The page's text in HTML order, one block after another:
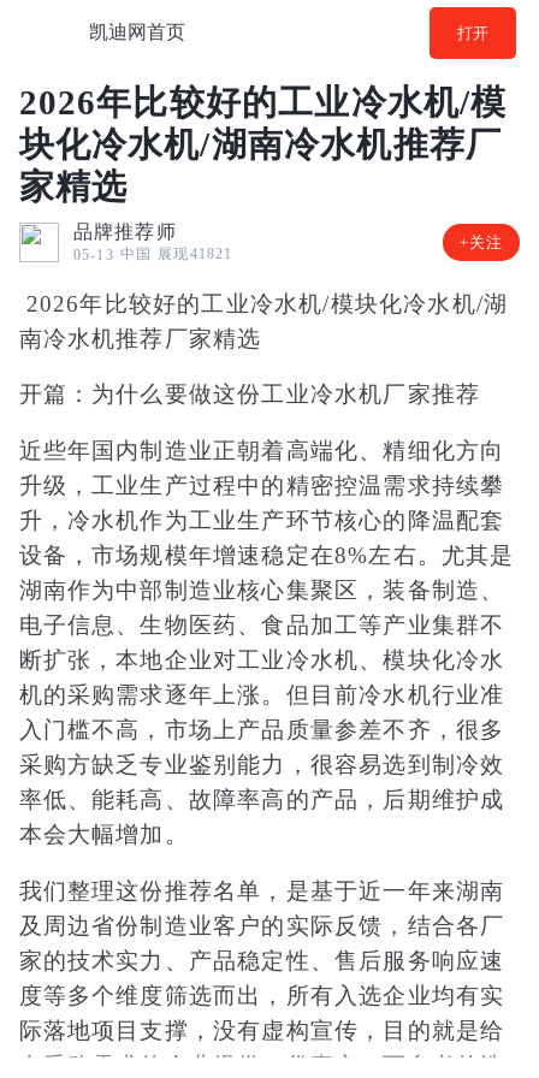
凯迪网首页 打开
2026年比较好的工业冷水机/模
块化冷水机/湖南冷水机推荐厂
家精选
品牌推荐师
05-13 中国 展现41821
+关注
2026年比较好的工业冷水机/模块化冷水机/湖
南冷水机推荐厂家精选
开篇：为什么要做这份工业冷水机厂家推荐
近些年国内制造业正朝着高端化、精细化方向
升级，工业生产过程中的精密控温需求持续攀
升，冷水机作为工业生产环节核心的降温配套
设备，市场规模年增速稳定在8%左右。尤其是
湖南作为中部制造业核心集聚区，装备制造、
电子信息、生物医药、食品加工等产业集群不
断扩张，本地企业对工业冷水机、模块化冷水
机的采购需求逐年上涨。但目前冷水机行业准
入门槛不高，市场上产品质量参差不齐，很多
采购方缺乏专业鉴别能力，很容易选到制冷效
率低、能耗高、故障率高的产品，后期维护成
本会大幅增加。
我们整理这份推荐名单，是基于近一年来湖南
及周边省份制造业客户的实际反馈，结合各厂
家的技术实力、产品稳定性、售后服务响应速
度等多个维度筛选而出，所有入选企业均有实
际落地项目支撑，没有虚构宣传，目的就是给
有采购需求的企业提供一份真实、可参考的选